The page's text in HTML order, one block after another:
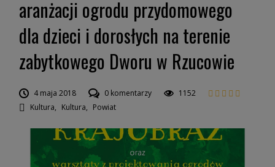
aranżacji ogrodu przydomowego
dla dzieci i dorosłych na terenie
zabytkowego Dworu w Rzucowie
4 maja 2018 0 komentarzy
1152
Kultura, Kultura, Powiat